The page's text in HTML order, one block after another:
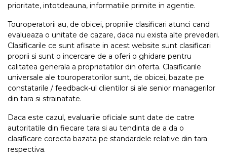
prioritate, intotdeauna, informatiile primite in agentie.
Touroperatorii au, de obicei, propriile clasificari atunci cand
evalueaza o unitate de cazare, daca nu exista alte prevederi.
Clasificarile ce sunt afisate in acest website sunt clasificari
proprii si sunt o incercare de a oferi o ghidare pentru
calitatea generala a proprietatilor din oferta. Clasificarile
universale ale touroperatorilor sunt, de obicei, bazate pe
constatarile / feedback-ul clientilor si ale senior managerilor
din tara si strainatate.
Daca este cazul, evaluarile oficiale sunt date de catre
autoritatile din fiecare tara si au tendinta de a da o
clasificare corecta bazata pe standardele relative din tara
respectiva.